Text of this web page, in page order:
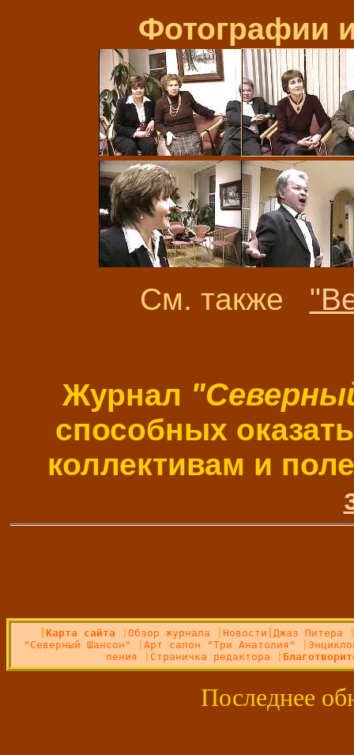
Фотографии
См. также
Журнал
способных
коллективам и
Карта сайта Обзор журнала Новости| Джаз Питера
"Северный Шансон"
Арт салон "Три Анатолия"
пения
Страничка редактора
Последнее